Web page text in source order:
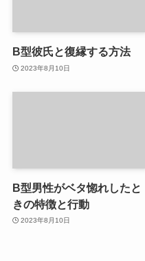
B型彼氏と復縁する方法
2023年8月10日
B型男性がベタ惚れしたと
きの特徴と行動
2023年8月10日